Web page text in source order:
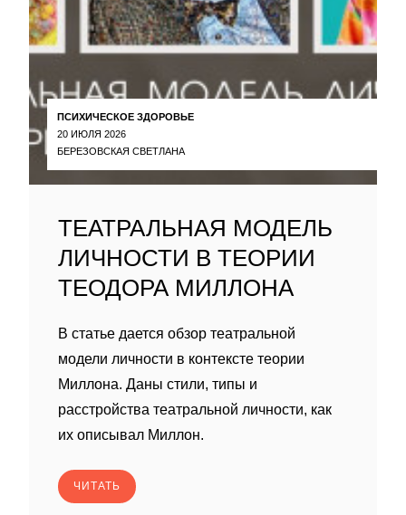
ПСИХИЧЕСКОЕ ЗДОРОВЬЕ
20 ИЮЛЯ 2026
БЕРЕЗОВСКАЯ СВЕТЛАНА
ТЕАТРАЛЬНАЯ МОДЕЛЬ
ЛИЧНОСТИ В ТЕОРИИ
ТЕОДОРА МИЛЛОНА
В статье дается обзор театральной
модели личности в контексте теории
Миллона. Даны стили, типы и
расстройства театральной личности, как
их описывал Миллон.
ЧИТАТЬ